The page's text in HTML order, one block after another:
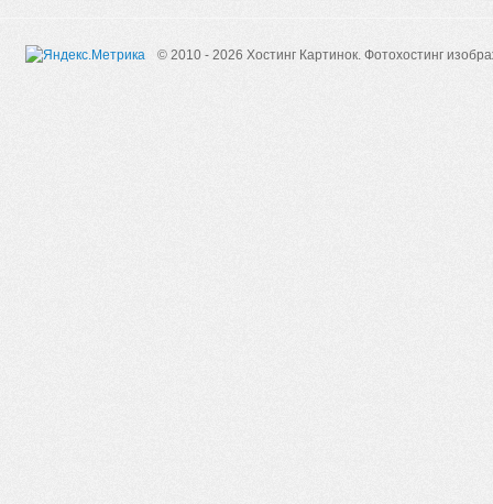
© 2010 - 2026 Хостинг Картинок. Фотохостинг